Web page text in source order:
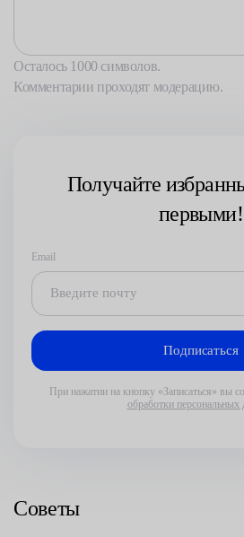
Осталось 1000 символов.
Комментарии проходят модерацию.
Получайте
первыми!
Email
При нажатии на кнопку «Записаться» вы
обработки персональных
Советы